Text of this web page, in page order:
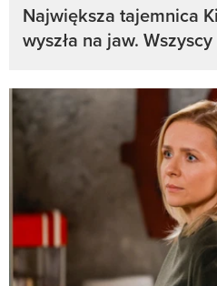
Największa tajemnica
wyszła na jaw.